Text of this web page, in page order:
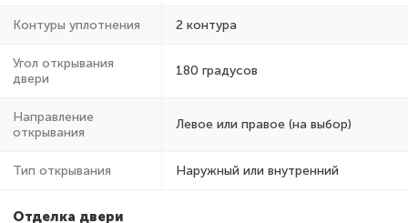
Контуры уплотнения 2 контура
Угол открывания
двери
180 градусов
Направление
открывания
Левое или правое (на выбор)
Тип открывания Наружный или внутренний
Отделка двери